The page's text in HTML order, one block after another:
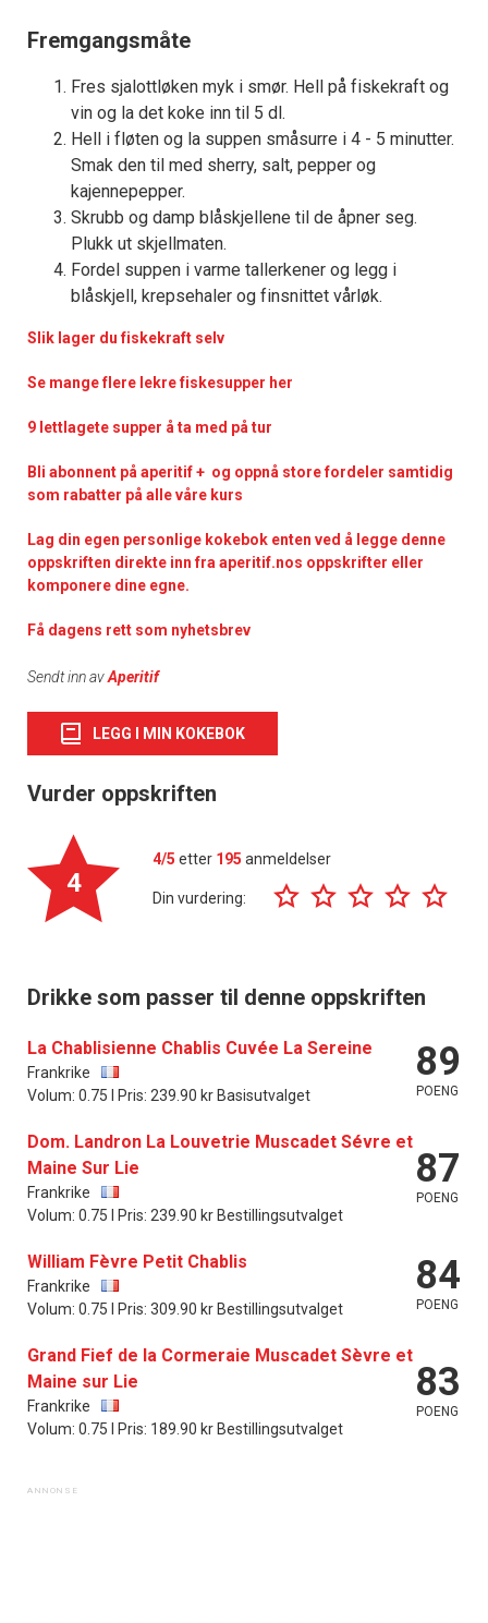
Fremgangsmåte
Fres sjalottløken myk i smør. Hell på fiskekraft og
vin og la det koke inn til 5 dl.
Hell i fløten og la suppen småsurre i 4 - 5 minutter.
Smak den til med sherry, salt, pepper og
kajennepepper.
Skrubb og damp blåskjellene til de åpner seg.
Plukk ut skjellmaten.
Fordel suppen i varme tallerkener og legg i
blåskjell, krepsehaler og finsnittet vårløk.
Slik lager du fiskekraft selv
Se mange flere lekre fiskesupper her
9 lettlagete supper å ta med på tur
Bli abonnent på aperitif + og oppnå store fordeler samtidig
som rabatter på alle våre kurs
Lag din egen personlige kokebok enten ved å legge denne
oppskriften direkte inn fra aperitif.nos oppskrifter eller
komponere dine egne.
Få dagens rett som nyhetsbrev
Sendt inn avAperitif
LEGG I MIN KOKEBOK
Vurder oppskriften
4
4/5 etter 195 anmeldelser
Din vurdering:
Drikke som passer til denne oppskriften
La Chablisienne Chablis Cuvée La Sereine
Frankrike
Volum: 0.75 l Pris: 239.90 kr Basisutvalget
89
POENG
Dom. Landron La Louvetrie Muscadet Sévre et
Maine Sur Lie
Frankrike
Volum: 0.75 l Pris: 239.90 kr Bestillingsutvalget
87
POENG
William Fèvre Petit Chablis
Frankrike
Volum: 0.75 l Pris: 309.90 kr Bestillingsutvalget
84
POENG
Grand Fief de la Cormeraie Muscadet Sèvre et
Maine sur Lie
Frankrike
Volum: 0.75 l Pris: 189.90 kr Bestillingsutvalget
83
POENG